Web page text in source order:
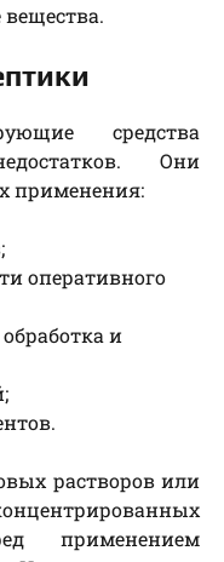
средства
Они
применения:
оперативного
и
растворов или
применением